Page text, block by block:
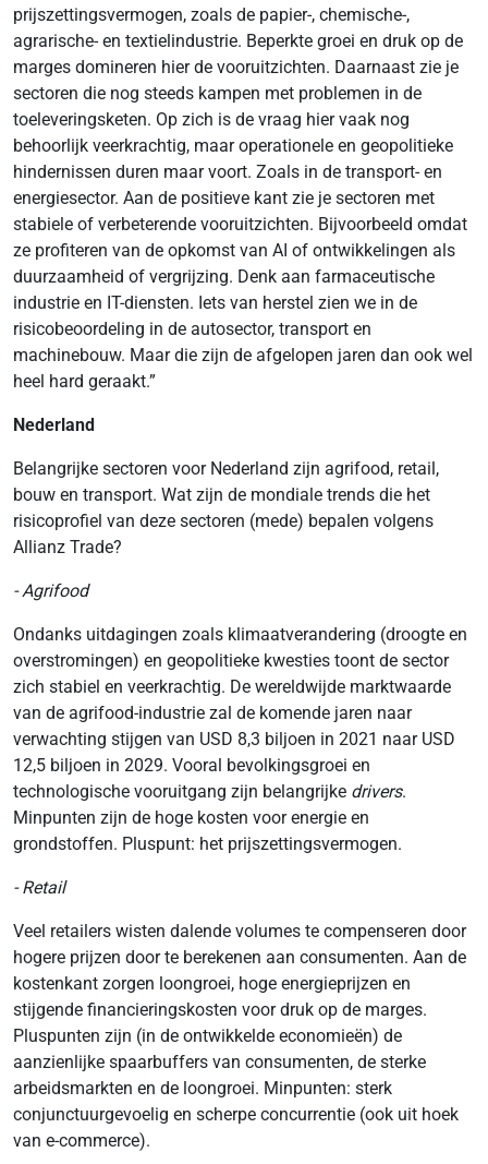
prijszettingsvermogen, zoals de papier-, chemische-,
agrarische- en textielindustrie. Beperkte groei en druk op de
marges domineren hier de vooruitzichten. Daarnaast zie je
sectoren die nog steeds kampen met problemen in de
toeleveringsketen. Op zich is de vraag hier vaak nog
behoorlijk veerkrachtig, maar operationele en geopolitieke
hindernissen duren maar voort. Zoals in de transport- en
energiesector. Aan de positieve kant zie je sectoren met
stabiele of verbeterende vooruitzichten. Bijvoorbeeld omdat
ze profiteren van de opkomst van AI of ontwikkelingen als
duurzaamheid of vergrijzing. Denk aan farmaceutische
industrie en IT-diensten. Iets van herstel zien we in de
risicobeoordeling in de autosector, transport en
machinebouw. Maar die zijn de afgelopen jaren dan ook wel
heel hard geraakt.”
Nederland
Belangrijke sectoren voor Nederland zijn agrifood, retail,
bouw en transport. Wat zijn de mondiale trends die het
risicoprofiel van deze sectoren (mede) bepalen volgens
Allianz Trade?
- Agrifood
Ondanks uitdagingen zoals klimaatverandering (droogte en
overstromingen) en geopolitieke kwesties toont de sector
zich stabiel en veerkrachtig. De wereldwijde marktwaarde
van de agrifood-industrie zal de komende jaren naar
verwachting stijgen van USD 8,3 biljoen in 2021 naar USD
12,5 biljoen in 2029. Vooral bevolkingsgroei en
technologische vooruitgang zijn belangrijke drivers.
Minpunten zijn de hoge kosten voor energie en
grondstoffen. Pluspunt: het prijszettingsvermogen.
- Retail
Veel retailers wisten dalende volumes te compenseren door
hogere prijzen door te berekenen aan consumenten. Aan de
kostenkant zorgen loongroei, hoge energieprijzen en
stijgende financieringskosten voor druk op de marges.
Pluspunten zijn (in de ontwikkelde economieën) de
aanzienlijke spaarbuffers van consumenten, de sterke
arbeidsmarkten en de loongroei. Minpunten: sterk
conjunctuurgevoelig en scherpe concurrentie (ook uit hoek
van e-commerce).